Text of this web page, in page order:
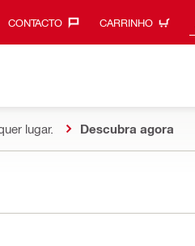
CONTACTO‎ CARRINHO
lugar. Descubra agora